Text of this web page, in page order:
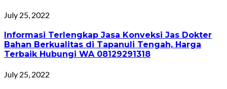
July 25, 2022
Informasi Terlengkap Jasa Konveksi Jas Dokter
Bahan Berkualitas di Tapanuli Tengah, Harga
Terbaik Hubungi WA 08129291318
July 25, 2022